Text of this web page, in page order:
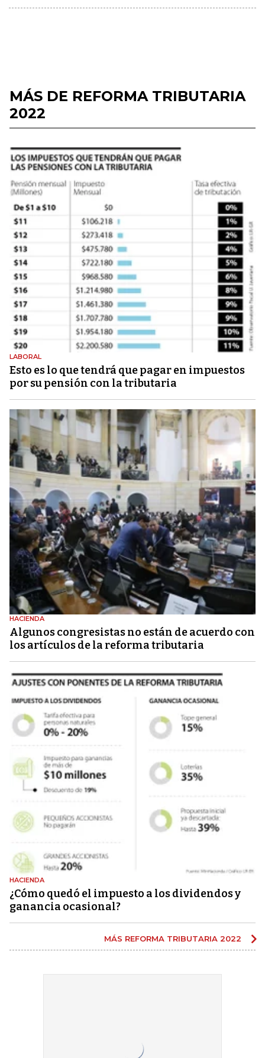
MÁS DE REFORMA TRIBUTARIA
2022
LABORAL
Esto es lo que tendrá que pagar en impuestos
por su pensión con la tributaria
HACIENDA
Algunos congresistas no están de acuerdo con
los artículos de la reforma tributaria
HACIENDA
¿Cómo quedó el impuesto a los dividendos y
ganancia ocasional?
MÁS REFORMA TRIBUTARIA 2022